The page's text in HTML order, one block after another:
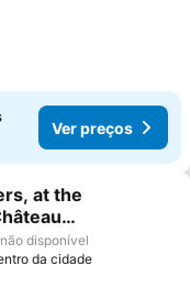
Ver preços
aos favoritos
at the
in the
disponível
da cidade